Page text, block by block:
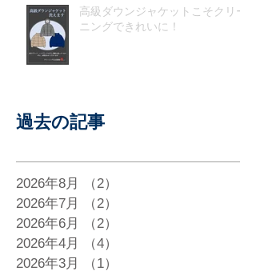
高級ダウンジャケットこそクリー
ニングできれいに！
過去の記事
2026年8月 （2）
2026年7月
（2）
2026年6月
（2）
2026年4月
（4）
2026年3月
（1）